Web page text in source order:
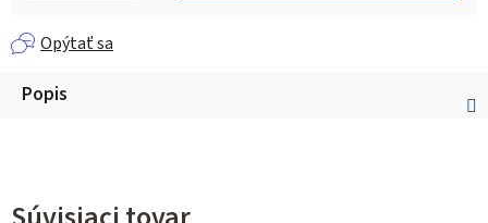
Opýtať sa
Popis